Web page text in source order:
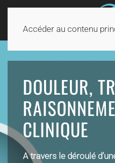
Accéder au contenu
DOULEUR,
CLINIQUE
A travers le déroulé